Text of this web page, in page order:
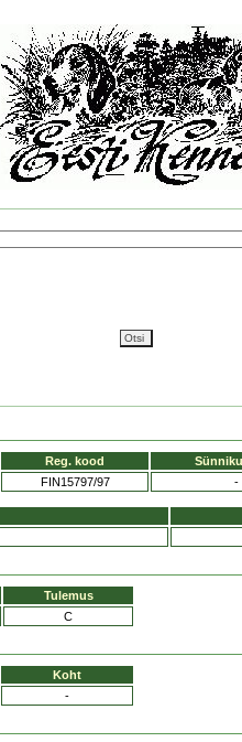
Reg. kood
FIN15797/97 -
Tulemus
C
Koht
-